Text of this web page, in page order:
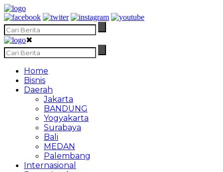
✖
Home
Bisnis
Daerah
Jakarta
BANDUNG
Yogyakarta
Surabaya
Bali
MEDAN
Palembang
Internasional